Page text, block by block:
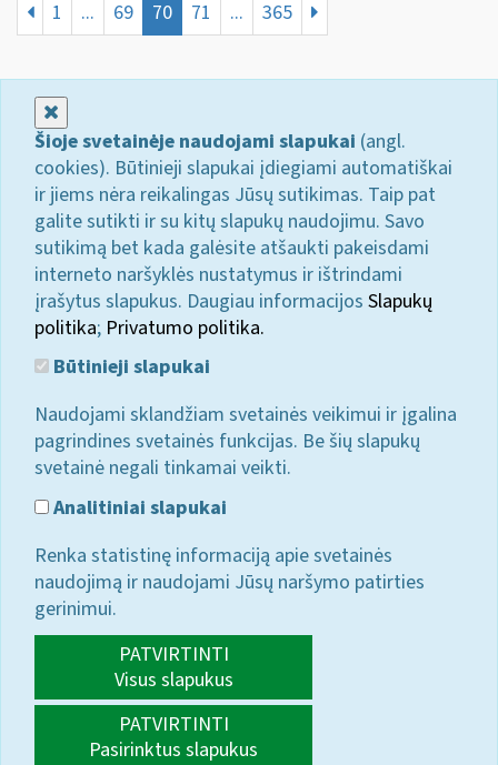
1 ... 69 70 71 ... 365
Šioje svetainėje naudojami slapukai (angl.
cookies). Būtinieji slapukai įdiegiami automatiškai
ir jiems nėra reikalingas Jūsų sutikimas. Taip pat
galite sutikti ir su kitų slapukų naudojimu. Savo
sutikimą bet kada galėsite atšaukti pakeisdami
interneto naršyklės nustatymus ir ištrindami
įrašytus slapukus. Daugiau informacijos Slapukų
politika; Privatumo politika.
Būtinieji slapukai
Naudojami sklandžiam svetainės veikimui ir įgalina
pagrindines svetainės funkcijas. Be šių slapukų
svetainė negali tinkamai veikti.
Analitiniai slapukai
Renka statistinę informaciją apie svetainės
naudojimą ir naudojami Jūsų naršymo patirties
gerinimui.
PATVIRTINTI
Visus slapukus
PATVIRTINTI
Pasirinktus slapukus